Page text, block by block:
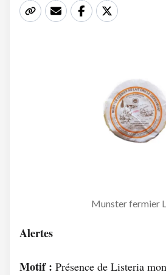
Munster fermier
Alertes
Motif : Présence de Listeria